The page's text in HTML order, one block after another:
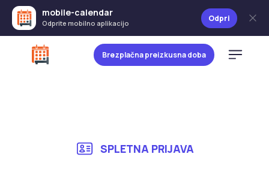
mobile-calendar
Odprite mobilno aplikacijo Odpri
Brezplačna preizkusna doba
SPLETNA PRIJAVA